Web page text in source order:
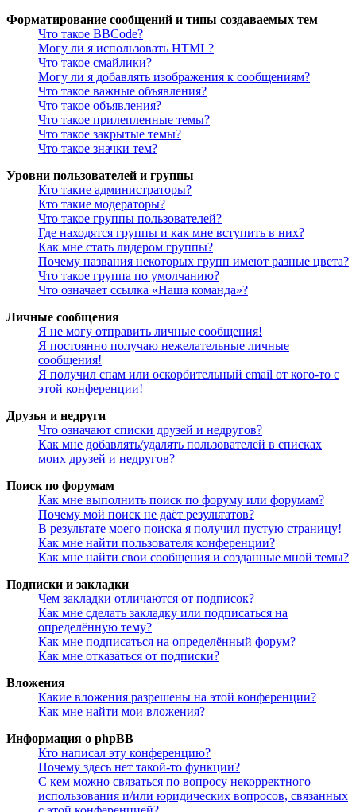
Форматирование сообщений и типы создаваемых тем
Что такое BBCode?
Могу ли я использовать HTML?
Что такое смайлики?
Могу ли я добавлять изображения к сообщениям?
Что такое важные объявления?
Что такое объявления?
Что такое прилепленные темы?
Что такое закрытые темы?
Что такое значки тем?
Уровни пользователей и группы
Кто такие администраторы?
Кто такие модераторы?
Что такое группы пользователей?
Где находятся группы и как мне вступить в них?
Как мне стать лидером группы?
Почему названия некоторых групп имеют разные цвета?
Что такое группа по умолчанию?
Что означает ссылка «Наша команда»?
Личные сообщения
Я не могу отправить личные сообщения!
Я постоянно получаю нежелательные личные
сообщения!
Я получил спам или оскорбительный email от кого-то с
этой конференции!
Друзья и недруги
Что означают списки друзей и недругов?
Как мне добавлять/удалять пользователей в списках
моих друзей и недругов?
Поиск по форумам
Как мне выполнить поиск по форуму или форумам?
Почему мой поиск не даёт результатов?
В результате моего поиска я получил пустую страницу!
Как мне найти пользователя конференции?
Как мне найти свои сообщения и созданные мной темы?
Подписки и закладки
Чем закладки отличаются от подписок?
Как мне сделать закладку или подписаться на
определённую тему?
Как мне подписаться на определённый форум?
Как мне отказаться от подписки?
Вложения
Какие вложения разрешены на этой конференции?
Как мне найти мои вложения?
Информация о phpBB
Кто написал эту конференцию?
Почему здесь нет такой-то функции?
С кем можно связаться по вопросу некорректного
использования и/или юридических вопросов, связанных